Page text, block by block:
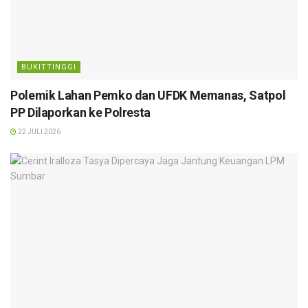
BUKITTINGGI
Polemik Lahan Pemko dan UFDK Memanas, Satpol
PP Dilaporkan ke Polresta
22 JULI 2026